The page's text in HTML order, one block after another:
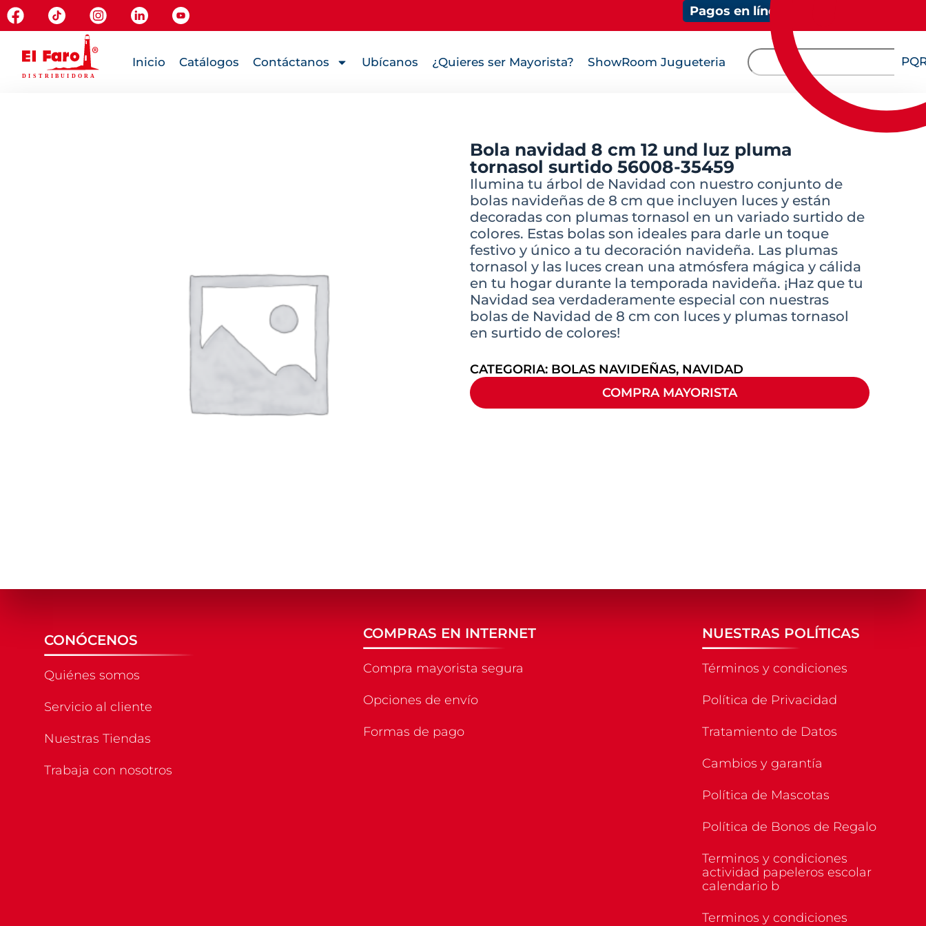
Pagos en línea
Inicio Catálogos Contáctanos Ubícanos ¿Quieres ser Mayorista? ShowRoom Jugueteria
Bola navidad 8 cm 12 und luz pluma
tornasol surtido 56008-35459
Ilumina tu árbol de Navidad con nuestro conjunto de
bolas navideñas de 8 cm que incluyen luces y están
decoradas con plumas tornasol en un variado surtido de
colores. Estas bolas son ideales para darle un toque
festivo y único a tu decoración navideña. Las plumas
tornasol y las luces crean una atmósfera mágica y cálida
en tu hogar durante la temporada navideña. ¡Haz que tu
Navidad sea verdaderamente especial con nuestras
bolas de Navidad de 8 cm con luces y plumas tornasol
en surtido de colores!
CATEGORIA: BOLAS NAVIDEÑAS, NAVIDAD
COMPRA MAYORISTA
CONÓCENOS
Quiénes somos
Servicio al cliente
Nuestras Tiendas
Trabaja con nosotros
COMPRAS EN INTERNET
Compra mayorista segura
Opciones de envío
Formas de pago
NUESTRAS POLÍTICAS
Términos y condiciones
Política de Privacidad
Tratamiento de Datos
Cambios y garantía
Política de Mascotas
Política de Bonos de Regalo
Terminos y condiciones
actividad papeleros escolar
calendario b
Terminos y condiciones